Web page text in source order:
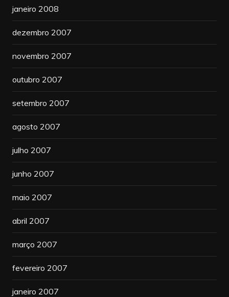
janeiro 2008
dezembro 2007
novembro 2007
outubro 2007
setembro 2007
agosto 2007
julho 2007
junho 2007
maio 2007
abril 2007
março 2007
fevereiro 2007
janeiro 2007